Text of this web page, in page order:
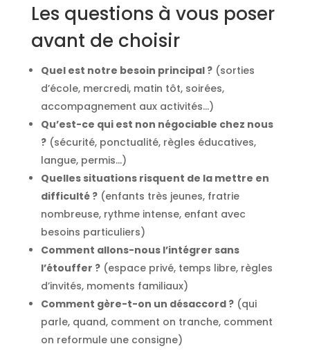
Les questions à vous poser
avant de choisir
Quel est notre besoin principal ?(sorties
d’école, mercredi, matin tôt, soirées,
accompagnement aux activités…)
Qu’est-ce qui est non négociable chez nous
?(sécurité, ponctualité, règles éducatives,
langue, permis…)
Quelles situations risquent de la mettre en
difficulté ?(enfants très jeunes, fratrie
nombreuse, rythme intense, enfant avec
besoins particuliers)
Comment allons-nous l’intégrer sans
l’étouffer ?(espace privé, temps libre, règles
d’invités, moments familiaux)
Comment gère-t-on un désaccord ?(qui
parle, quand, comment on tranche, comment
on reformule une consigne)